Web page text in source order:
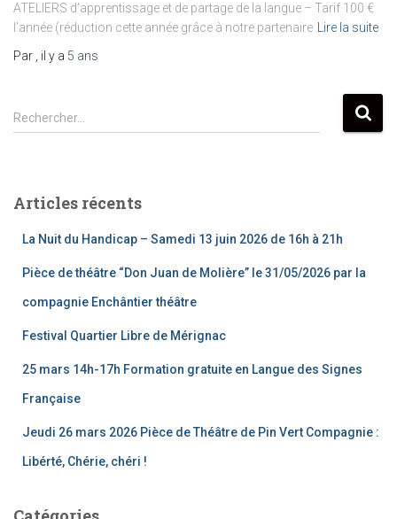
ATELIERS d’apprentissage et de partage de la langue – Tarif 100 €
l’année (réduction cette année grâce à notre partenaire Lire la suite
Par , il y a 5 ans
R
e
r
Rechercher…
Articles récents
La Nuit du Handicap – Samedi 13 juin 2026 de 16h à 21h
Pièce de théâtre “Don Juan de Molière” le 31/05/2026 par la
compagnie Enchântier théâtre
Festival Quartier Libre de Mérignac
25 mars 14h-17h Formation gratuite en Langue des Signes
Française
Jeudi 26 mars 2026 Pièce de Théâtre de Pin Vert Compagnie :
Libérté, Chérie, chéri !